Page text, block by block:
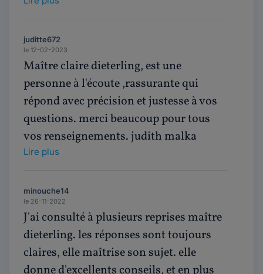
juditte672
le 12-02-2023
Maître claire dieterling, est une
personne à l'écoute ,rassurante qui
répond avec précision et justesse à vos
questions. merci beaucoup pour tous
vos renseignements. judith malka
Lire plus
minouche14
le 26-11-2022
J'ai consulté à plusieurs reprises maître
dieterling. les réponses sont toujours
claires, elle maîtrise son sujet. elle
donne d'excellents conseils, et en plus